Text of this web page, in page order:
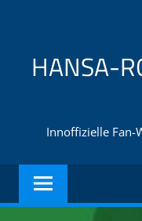
springenHANSA-
Innoffizielle Fan-